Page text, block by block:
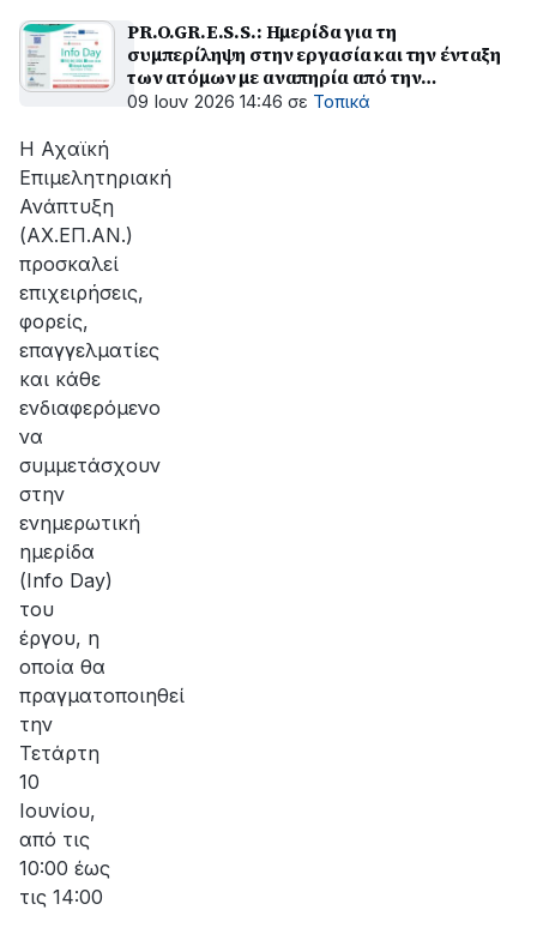
PR.O.GR.E.S.S.: Ημερίδα για τη
συμπερίληψη στην εργασία και την ένταξη
των ατόμων με αναπηρία από την
ΑΧ.ΕΠ.ΑΝ
09 Ιουν 2026 14:46 σε Τοπικά
Η Αχαϊκή
Επιμελητηριακή
Ανάπτυξη
(ΑΧ.ΕΠ.ΑΝ.)
προσκαλεί
επιχειρήσεις,
φορείς,
επαγγελματίες
και κάθε
ενδιαφερόμενο
να
συμμετάσχουν
στην
ενημερωτική
ημερίδα
(Info Day)
του
έργου, η
οποία θα
πραγματοποιηθεί
την
Τετάρτη
10
Ιουνίου,
από τις
10:00 έως
τις 14:00